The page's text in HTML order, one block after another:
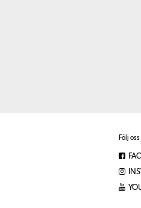
Följ oss